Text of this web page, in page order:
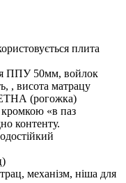
плита
ППУ 50мм, войлок
, висота матрацу
(рогожка)
«в паз
контенту.
механізм, ніша для